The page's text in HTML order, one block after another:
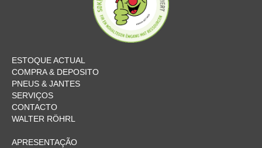
ESTOQUE ACTUAL
COMPRA & DEPOSITO
PNEUS & JANTES
SERVIÇOS
CONTACTO
WALTER RÖHRL
APRESENTAÇÃO